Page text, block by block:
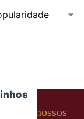
por nossos